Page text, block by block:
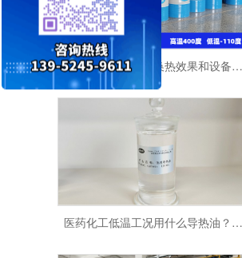
导热油粘度高低对换热效果和设备运行的真实影响